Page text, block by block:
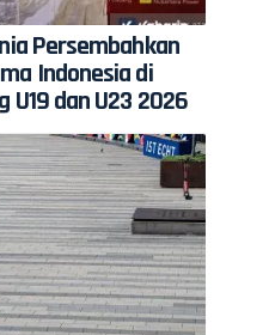
Persembahkan
Indonesia di
U19 dan U23 2026